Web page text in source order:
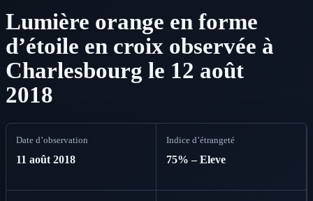
Lumière orange en forme
d’étoile en croix observée à
Charlesbourg le 12 août
2018
Date d’observation
11 août 2018
Indice d’étrangeté
75% – Eleve